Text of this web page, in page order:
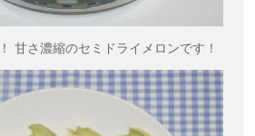
甘さ濃縮のセミドライメロンです！